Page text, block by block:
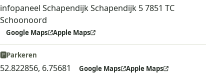
infopaneel Schapendijk Schapendijk 5 7851 TC
Schoonoord
Google Maps Apple Maps
🅿️Parkeren
52.822856, 6.75681 Google Maps Apple Maps